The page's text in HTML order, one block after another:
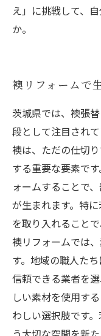
え」に挑戦して、
か。
襖リフォームで
茨城県では、襖張
段として注目され
襖は、ただの仕切
する重要な要素で
ォームすることで
が生まれます。特
を取り入れること
襖リフォームでは
す。地域の職人た
信頼できる業者を
しい素材を使用す
わしい選択肢です